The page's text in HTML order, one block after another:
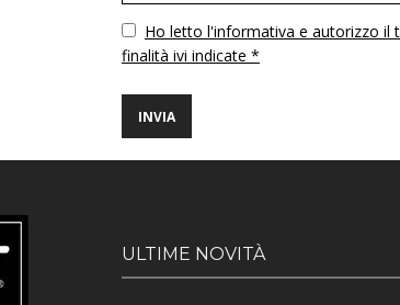
VuotoHo letto l'informativa e autorizzo il
finalità ivi indicate *
ULTIME NOVITÀ